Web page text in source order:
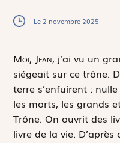
Le 2 novembre 2025
Moi, Jean, j’ai vu un
siégeait sur ce trône.
terre s’enfuirent :
les morts, les grands
Trône. On ouvrit des
livre de la vie.